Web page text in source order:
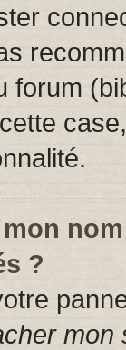
forum
?
mon